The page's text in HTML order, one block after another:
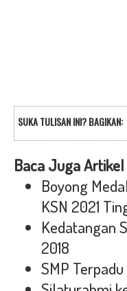
SUKA TULISAN INI? BAGIKAN:
Baca Juga Artikel
Boyong
KSN 2021
Kedatangan
2018
SMP